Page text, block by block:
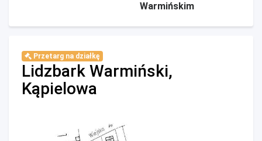
Warmińskim
Przetarg na działkę
Lidzbark Warmiński,
Kąpielowa